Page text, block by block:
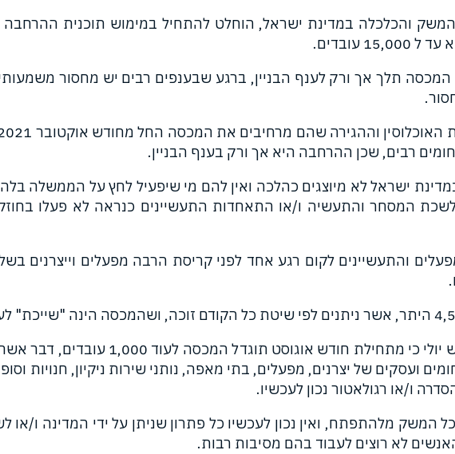
והכלכלה במדינת ישראל, הוחלט להתחיל במימוש תוכנית ההרחבה
תלך אך ורק לענף הבניין, ברגע שבענפים רבים יש מחסור
רבים, שכן ההרחבה היא אך ורק בענף הבניין.
ישראל לא מיוצגים כהלכה ואין להם מי שיפעיל לחץ על הממשלה
שכן לשכת המסחר והתעשיה ו/או התאחדות התעשיינים כנראה לא פעלו
והתעשיינים לקום רגע אחד לפני קריסת הרבה מפעלים וייצרנים
בענף המלונאות הוחלט כבר בחודש יולי
ועסקים של יצרנים, מפעלים, בתי מאפה, נותני שירות ניקיון, חנויות
ו/או רגולאטור נכון לעכשיו.
מלהתפתח, ואין נכון לעכשיו כל פתרון שניתן על ידי המדינה ו/או
לא רוצים לעבוד בהם מסיבות רבות.